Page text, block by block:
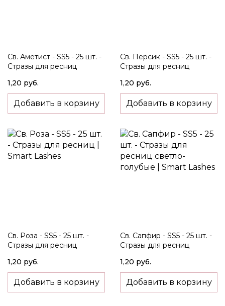
Св. Аметист - SS5 - 25 шт. -
Стразы для ресниц
1,20 руб.
Добавить в корзину
Св. Персик - SS5 - 25 шт. -
Стразы для ресниц
1,20 руб.
Добавить в корзину
Св. Роза - SS5 - 25 шт. -
Стразы для ресниц
1,20 руб.
Добавить в корзину
Св. Сапфир - SS5 - 25 шт. -
Стразы для ресниц
1,20 руб.
Добавить в корзину